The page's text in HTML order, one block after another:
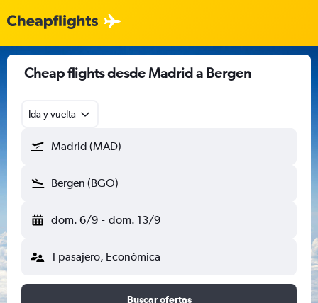
Cheap flights desde Madrid a Bergen
Ida y vuelta
Madrid (MAD)
Bergen (BGO)
dom. 6/9 - dom. 13/9
1 pasajero, Económica
Buscar ofertas